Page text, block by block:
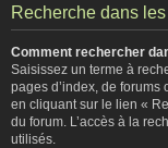
Recherche dans
Comment rechercher
Saisissez un terme à
pages d’index, de
en cliquant sur le lien «
du forum. L’accès à la
utilisés.